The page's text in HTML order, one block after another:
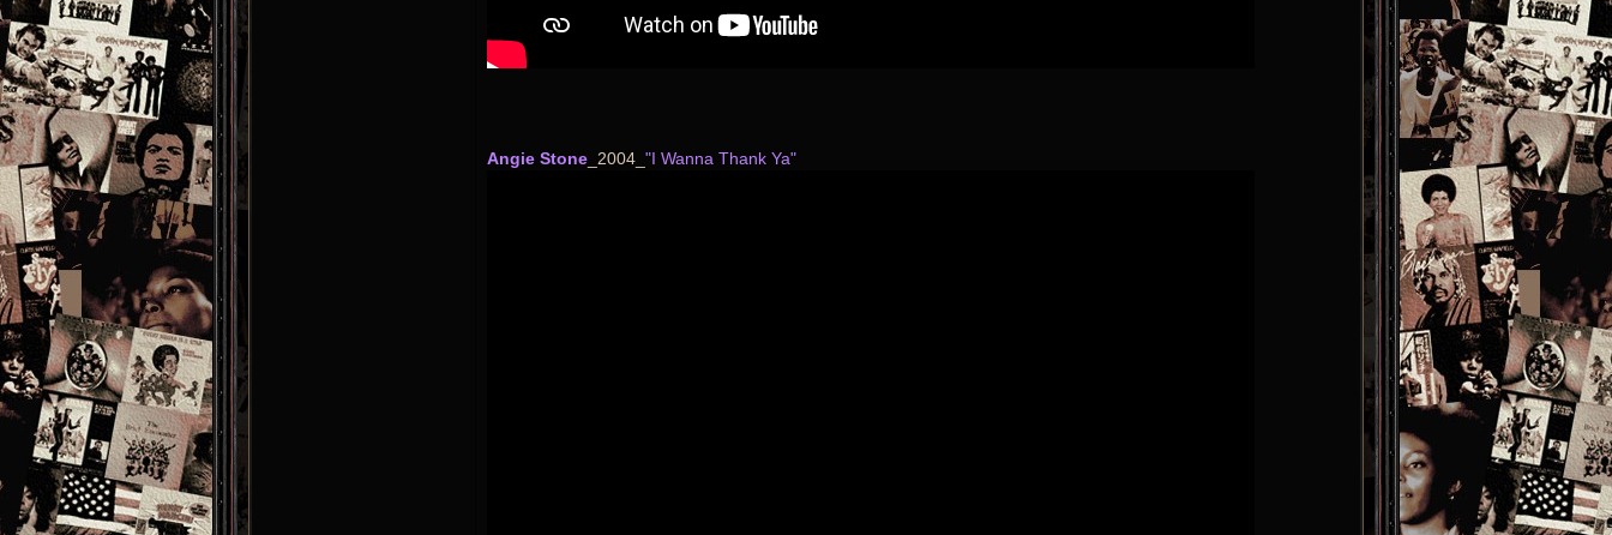
Angie Stone _2004_ "I Wanna Thank Ya"